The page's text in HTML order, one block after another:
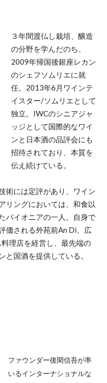
３年間渡仏し栽培、醸造
の分野を学んだのち、
2009年帰国後銀座レカン
のシェフソムリエに就
任。2013年6月ワインテ
イスター/ソムリエとして
独立。IWCのシニアジャ
ッジとして国際的なワイ
ンと日本酒の品評会にも
招待されており、本質を
伝え続けている。
術には定評があり、ワイン
リングにおいては、和食以
パイオニアの一人。自身で
価される外苑前An Di、広
理店を経営し、最先端の
と国酒を提供している。
ファウンダー後閑信吾が率
いるインターナショナルな